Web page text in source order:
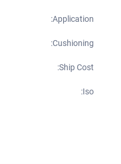
Application:
Cushioning:
Ship Cost:
Iso: